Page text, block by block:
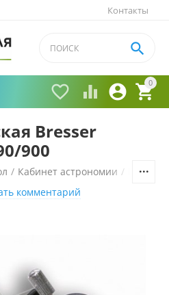
Контакты
0


 

Bresser
900
/ Кабинет астрономии /
комментарий